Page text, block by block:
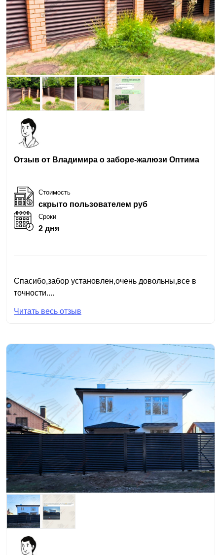
Отзыв от Владимира о заборе-жалюзи Оптима
Стоимость
скрыто пользователем руб
Сроки
2 дня
Спасибо,забор установлен,очень довольны,все в
точности....
Читать весь отзыв